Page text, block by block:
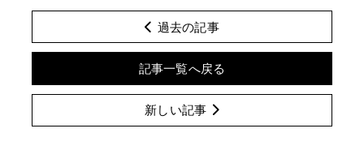
過去の記事
記事一覧へ戻る
新しい記事